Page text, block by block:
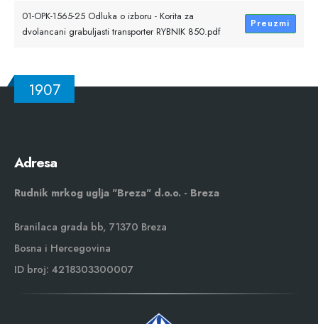
01-OPK-1565-25 Odluka o izboru - Korita za
dvolancani grabuljasti transporter RYBNIK 850.pdf
Preuzmi
1907
Adresa
Rudnik mrkog uglja "Breza" d.o.o. - Breza
Branilaca grada bb, 71370 Breza
Bosna i Hercegovina
ID broj: 4218303300007